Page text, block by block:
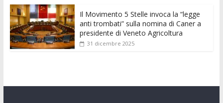
Il Movimento 5 Stelle invoca la “legge
anti trombati” sulla nomina di Caner a
presidente di Veneto Agricoltura
31 dicembre 2025